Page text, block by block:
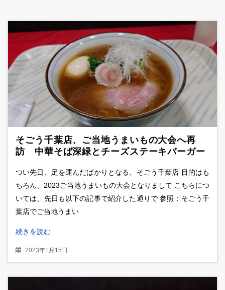
そごう千葉店、ご当地うまいもの大会へ再
訪 中華そば深緑とチーズステーキバーガー
つい先日、足を運んだばかりとなる、そごう千葉店 目的はも
ちろん、2023ご当地うまいもの大会となりまして こちらにつ
いては、先日も以下の記事で紹介した通りで 参照：そごう千
葉店でご当地うまい
続きを読む
2023年1月15日